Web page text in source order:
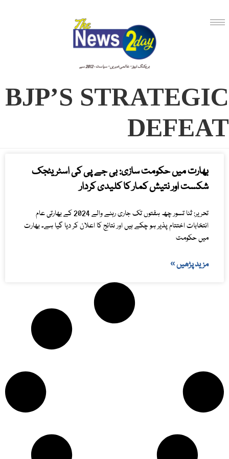
بریکنگ نیوز · عالمی خبریں · سیاست - 2012 سے
BJP’S STRATEGIC
DEFEAT
بھارت میں حکومت سازی: بی جے پی کی اسٹریٹجک
شکست اور نتیش کمار کا کلیدی کردار
تحریر: ثنا تسور چھ ہفتوں تک جاری رہنے والے 2024 کے بھارتی عام
انتخابات اختتام پذیر ہو چکے ہیں اور نتائج کا اعلان کر دیا گیا ہے۔ بھارت
میں حکومت
مزید پڑھیں »